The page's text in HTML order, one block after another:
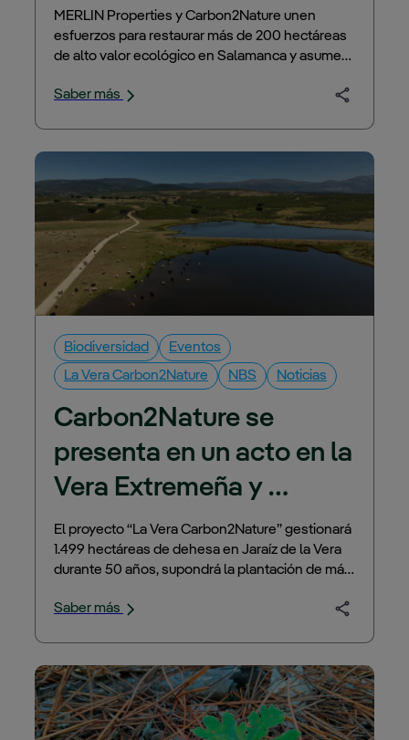
MERLIN
MERLIN Properties y Carbon2Nature unen
esfuerzos para restaurar más de 200 hectáreas
de alto valor ecológico en Salamanca y asumen
próximos 50 años
Saber más
Biodiversidad
Eventos
La Vera Carbon2Nature
NBS Noticias
Carbon2Nature se
presenta en un acto en la
Vera Extremeña y
anuncia el mayor
proyecto forestal
El proyecto “La Vera Carbon2Nature” gestionará
1.499 hectáreas de dehesa en Jaraíz de la Vera
durante 50 años, supondrá la plantación de más
tCO2…
Saber más